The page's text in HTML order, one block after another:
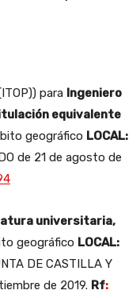
para Ingeniero
equivalente
geográfico LOCAL:
de 21 de agosto de
universitaria,
geográfico LOCAL:
DE CASTILLA Y
de 2019. Rf: